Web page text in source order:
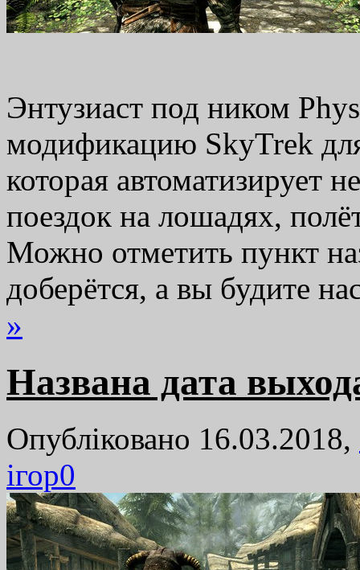
Энтузиаст под ником
модификацию SkyTrek
которая автоматизирует
поездок на лошадях,
Можно отметить пункт
доберётся, а вы будите
»
Названа дата
Опубліковано 16.03.2018,
ігор0